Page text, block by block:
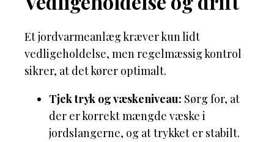
Et jordvarmeanlæg kræver kun lidt
vedligeholdelse, men regelmæssig kontrol
sikrer, at det kører optimalt.
Tjek tryk og væskeniveau: Sørg for, at
der er korrekt mængde væske i
jordslangerne, og at trykket er stabilt.